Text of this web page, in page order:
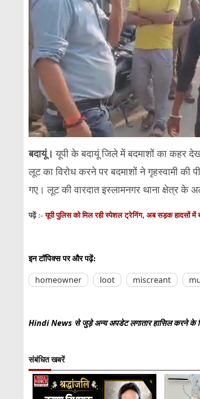
बदायूं। यूपी के बदायूं जिले में बदमाशों का कहर
लूट का विरोध करने पर बदमाशों ने गृहस्वामी
गए। लूट की वारदात इस्लामनगर थाना क्षेत्र के
पढ़ें :-यूपी पुलिस को मिल रही स्पेशल ट्रेनिंग, अब सड़क हादसों में
इन टॉपिक्स पर और पढ़ें:
homeowner loot miscreant
Hindi News से जुड़े अन्य अपडेट लगातार हासिल करने के
संबंधित खबरें